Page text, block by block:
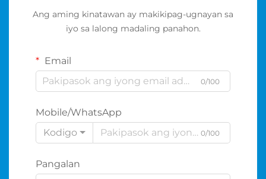
Ang aming kinatawan ay makikipag-ugnayan sa
iyo sa lalong madaling panahon.
Email
0/100
Mobile/WhatsApp
Kodigo
0/100
Pangalan